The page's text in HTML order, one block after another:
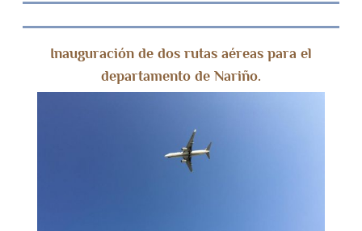
Inauguración de dos rutas aéreas para el
departamento de Nariño.